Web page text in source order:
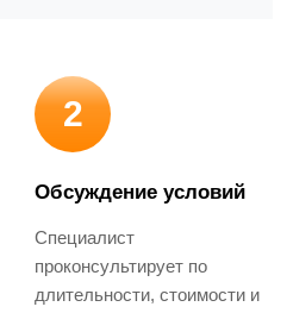
2
Обсуждение условий
Специалист
проконсультирует по
длительности, стоимости и